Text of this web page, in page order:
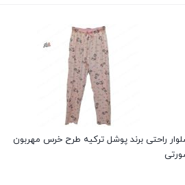
راحتی برند پوشل ترکیه طرح خرس مهربون